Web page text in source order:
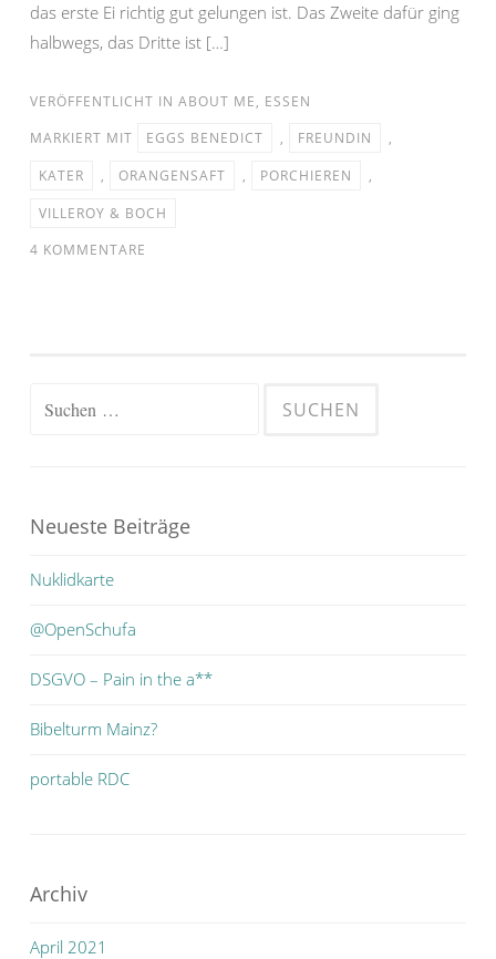
das erste Ei richtig gut gelungen ist. Das Zweite dafür ging
halbwegs, das Dritte ist […]
VERÖFFENTLICHT IN ABOUT ME, ESSEN
MARKIERT MIT
EGGS BENEDICT , FREUNDIN
,
KATER
, ORANGENSAFT , PORCHIEREN
,
VILLEROY & BOCH
4 KOMMENTARE
Suchen
Neueste Beiträge
Nuklidkarte
@OpenSchufa
DSGVO – Pain in the a**
Bibelturm Mainz?
portable RDC
Archiv
April 2021